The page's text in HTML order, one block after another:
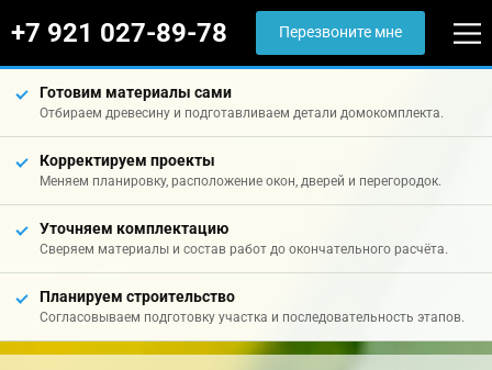
+7 921 027-89-78 Перезвоните мне
Готовим материалы сами
Отбираем древесину и подготавливаем детали домокомплекта.
Корректируем проекты
Меняем планировку, расположение окон, дверей и перегородок.
Уточняем комплектацию
Сверяем материалы и состав работ до окончательного расчёта.
Планируем строительство
Согласовываем подготовку участка и последовательность этапов.